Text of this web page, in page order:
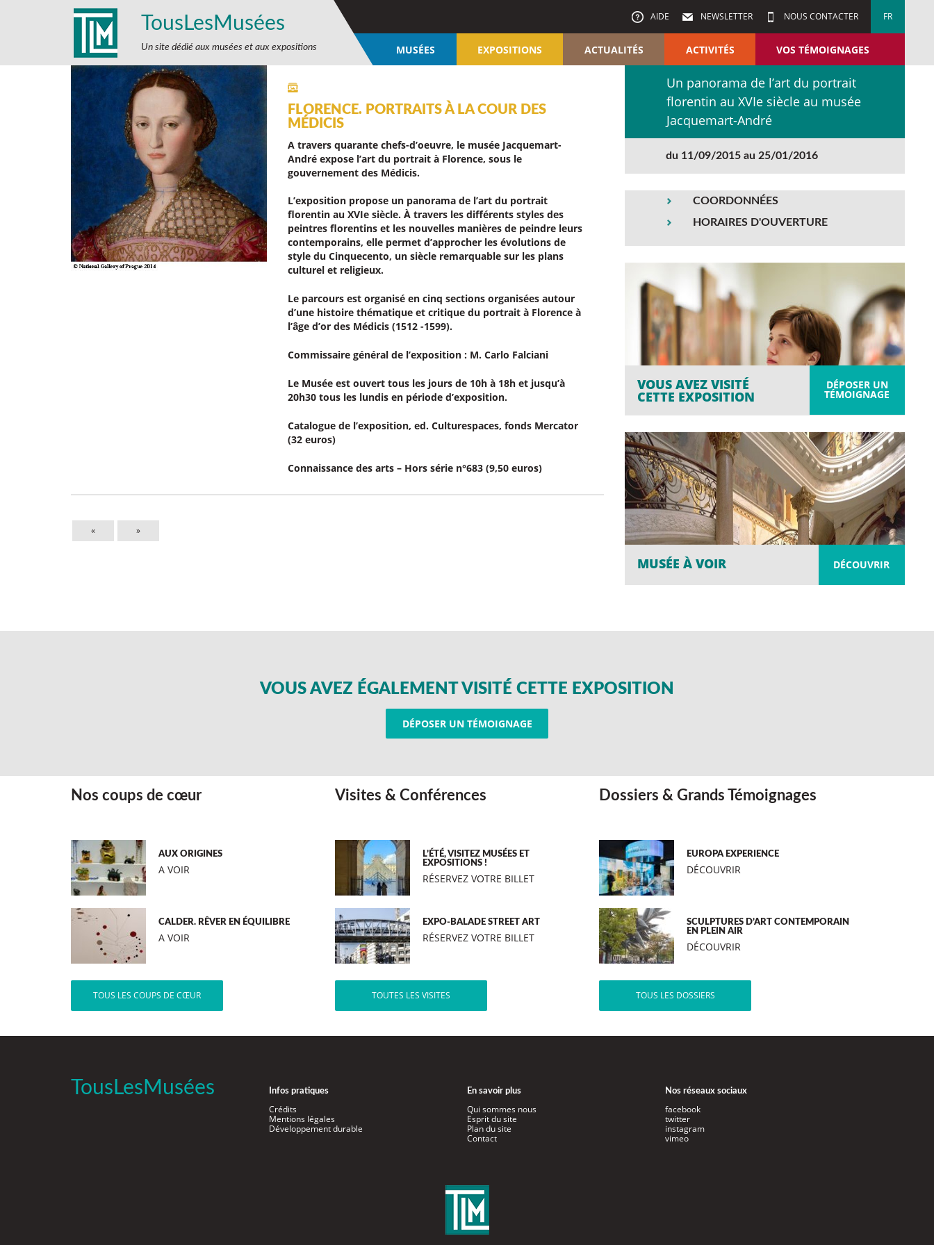
TousLesMusées
Un site dédié aux musées et aux expositions
AIDE NEWSLETTER NOUS CONTACTER FR
MUSÉES EXPOSITIONS ACTUALITÉS ACTIVITÉS VOS TÉMOIGNAGES
FLORENCE. PORTRAITS À LA COUR DES
MÉDICIS
A travers quarante chefs-d’oeuvre, le musée Jacquemart-
André expose l’art du portrait à Florence, sous le
gouvernement des Médicis.
L’exposition propose un panorama de l’art du portrait
florentin au XVIe siècle. À travers les différents styles des
peintres florentins et les nouvelles manières de peindre leurs
contemporains, elle permet d’approcher les évolutions de
style du Cinquecento, un siècle remarquable sur les plans
culturel et religieux.
Le parcours est organisé en cinq sections organisées autour
d’une histoire thématique et critique du portrait à Florence à
l’âge d’or des Médicis (1512 -1599).
Commissaire général de l’exposition : M. Carlo Falciani
Le Musée est ouvert tous les jours de 10h à 18h et jusqu’à
20h30 tous les lundis en période d’exposition.
Catalogue de l’exposition, ed. Culturespaces, fonds Mercator
(32 euros)
Connaissance des arts – Hors série n°683 (9,50 euros)
« »
Un panorama de l’art du portrait
florentin au XVIe siècle au musée
Jacquemart-André
du 11/09/2015 au 25/01/2016
COORDONNÉES
HORAIRES D'OUVERTURE
DÉPOSER UN
TÉMOIGNAGE
VOUS AVEZ VISITÉ
CETTE EXPOSITION
DÉCOUVRIR
MUSÉE À VOIR
VOUS AVEZ ÉGALEMENT VISITÉ CETTE EXPOSITION
DÉPOSER UN TÉMOIGNAGE
Nos coups de cœur
AUX ORIGINES
A VOIR
CALDER. RÊVER EN ÉQUILIBRE
A VOIR
TOUS LES COUPS DE CŒUR
Visites & Conférences
L’ÉTÉ, VISITEZ MUSÉES ET
EXPOSITIONS !
RÉSERVEZ VOTRE BILLET
EXPO-BALADE STREET ART
RÉSERVEZ VOTRE BILLET
TOUTES LES VISITES
Dossiers & Grands Témoignages
EUROPA EXPERIENCE
DÉCOUVRIR
SCULPTURES D’ART CONTEMPORAIN
EN PLEIN AIR
DÉCOUVRIR
TOUS LES DOSSIERS
TousLesMusées Infos pratiques
Crédits
Mentions légales
Développement durable
En savoir plus
Qui sommes nous
Esprit du site
Plan du site
Contact
Nos réseaux sociaux
facebook
twitter
instagram
vimeo